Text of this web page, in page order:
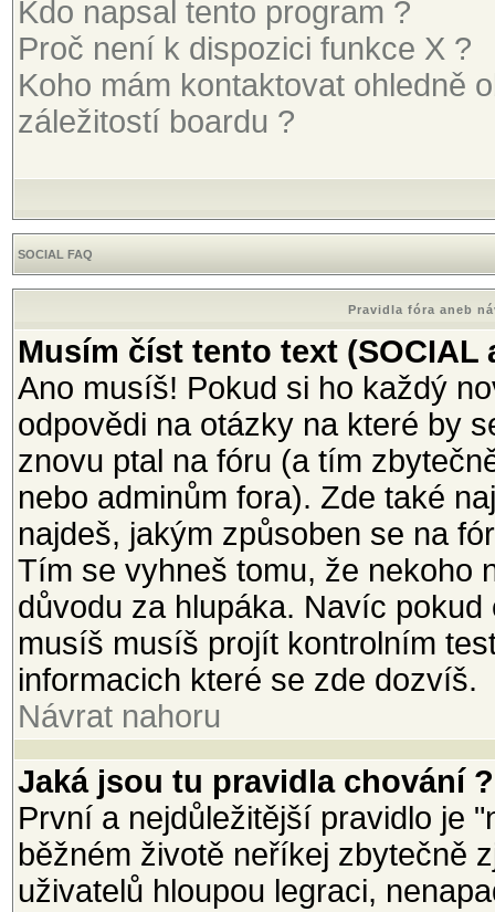
Kdo napsal tento program ?
Proč není k dispozici funkce X ?
Koho mám kontaktovat ohledně
záležitostí boardu ?
SOCIAL FAQ
Pravidla fóra aneb
Musím číst tento text (SOCIAL
Ano musíš! Pokud si ho každý
odpovědi na otázky na které by
znovu ptal na fóru (a tím
nebo adminům fora). Zde také
najdeš, jakým způsoben se na
Tím se vyhneš tomu, že nekoho
důvodu za hlupáka. Navíc
musíš musíš projít kontrolním
informacich které se zde dozvíš.
Návrat nahoru
Jaká jsou tu pravidla chování ?
První a nejdůležitější pravidlo je
běžném životě neříkej zbytečně
uživatelů hloupou legraci,